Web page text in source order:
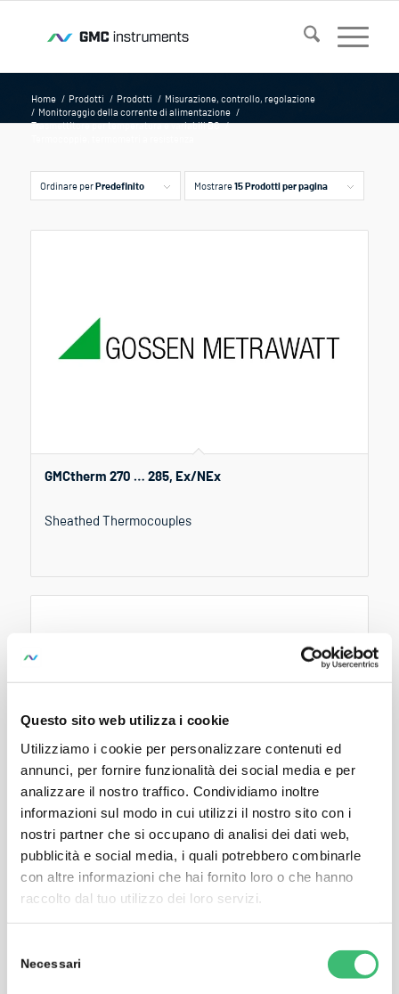
Questo sito web utilizza i cookie
Utilizziamo i cookie per personalizzare contenuti ed
annunci, per fornire funzionalità dei social media e per
analizzare il nostro traffico. Condividiamo inoltre
informazioni sul modo in cui utilizzi il nostro sito con i
nostri partner che si occupano di analisi dei dati web,
pubblicità e social media, i quali potrebbero combinarle
con altre informazioni che hai fornito loro o che hanno
raccolto dal tuo utilizzo dei loro servizi.
delNecessari
Home / Prodotti / Prodotti / Misurazione, controllo, regolazione
/ Monitoraggio della corrente di alimentazione /
Trasmettitore per temperatura e variabili DC /
Ordinare perPredefinito Mostrare15 Prodotti per pagina
GMCtherm 270 … 285, Ex/NEx
Sheathed Thermocouples
GMCtherm 340 … 373, Ex/NEx
Resistance Thermometers